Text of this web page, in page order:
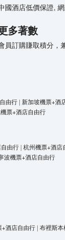
國酒店低價保證,
多著數
員訂購賺取積分，
由行 | 新加坡機票+酒
票+酒店自由行
由行 | 杭州機票+酒店
波機票+酒店自由行
酒店自由行 | 布裡斯